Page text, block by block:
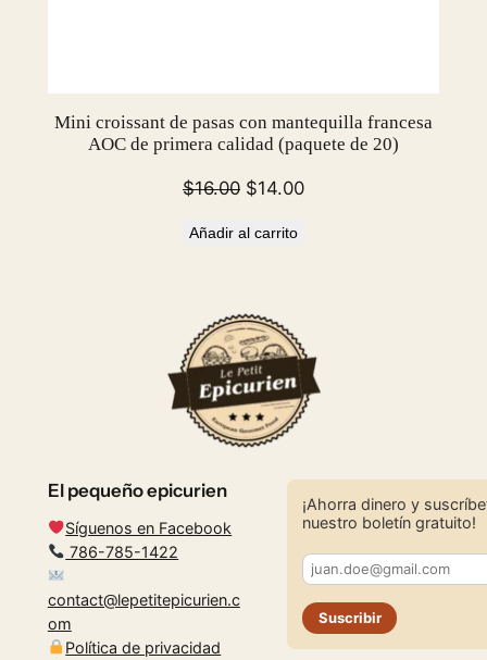
Mini croissant de pasas con mantequilla francesa
AOC de primera calidad (paquete de 20)
$16.00 El
original
$14.00El
Añadir al carrito
El pequeño epicurien
Síguenos en Facebook
786-785-1422
contact@lepetitepicurien.c
om
Política de privacidad
¡Ahorra dinero y
nuestro boletín gratuito!
Suscribir